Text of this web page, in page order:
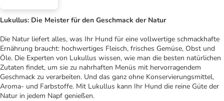
Lukullus: Die Meister für den Geschmack der Natur
Die Natur liefert alles, was Ihr Hund für eine vollwertige schmackhafte
Ernährung braucht: hochwertiges Fleisch, frisches Gemüse, Obst und
Öle. Die Experten von Lukullus wissen, wie man die besten natürlichen
Zutaten findet, um sie zu nahrhaften Menüs mit hervorragendem
Geschmack zu verarbeiten. Und das ganz ohne Konservierungsmittel,
Aroma- und Farbstoffe. Mit Lukullus kann Ihr Hund die reine Güte der
Natur in jedem Napf genießen.